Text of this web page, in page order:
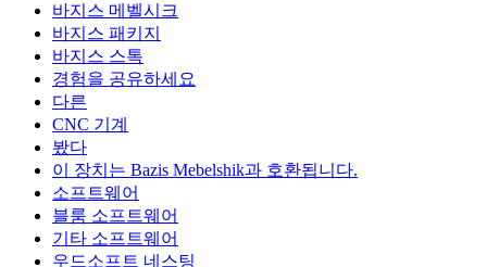
바지스 메벨시크
바지스 패키지
바지스 스톡
경험을 공유하세요
다른
CNC 기계
봤다
이 장치는 Bazis Mebelshik과 호환됩니다.
소프트웨어
블룸 소프트웨어
기타 소프트웨어
우드소프트 네스팅